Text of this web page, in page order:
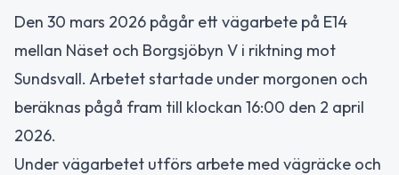
Den 30 mars 2026 pågår ett vägarbete på E14
mellan Näset och Borgsjöbyn V i riktning mot
Sundsvall. Arbetet startade under morgonen och
beräknas pågå fram till klockan 16:00 den 2 april
2026.
Under vägarbetet utförs arbete med vägräcke och